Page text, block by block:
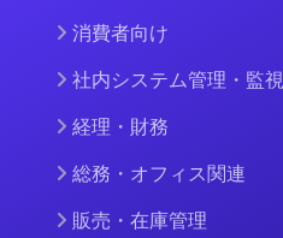
消費者向け
社内システム管理・監視
経理・財務
総務・オフィス関連
販売・在庫管理